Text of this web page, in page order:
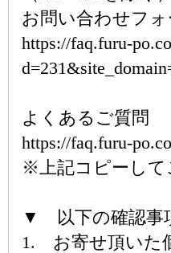
お問い合わせフォ
https://faq.furu-
よくあるご質問
https://faq.furu-
※上記コピーして
▼ 以下の確認事
1. お寄せ頂いた